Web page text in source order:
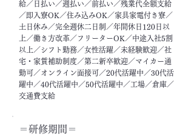
給／日払い／週払い／前払い／残業代全額支給
／即入寮OK／住み込みOK／家具家電付き寮／
土日休み／完全週休二日制／年間休日120日以
上／働き方改革／フリーターOK／中途入社5割
以上／シフト勤務／女性活躍／未経験歓迎／社
宅・家賃補助制度／第二新卒歓迎／マイカー通
勤可／オンライン面接可／20代活躍中／30代活
躍中／40代活躍中／50代活躍中／工場／倉庫／
交通費支給
＝​研修期間＝